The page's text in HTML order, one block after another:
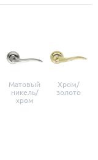
Матовый
никель/
хром
Хром/
золото